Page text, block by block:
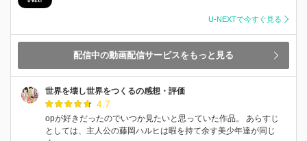
U-NEXTで今すぐ見る
配信中の動画配信サービスをもっと見る
世界を壊し世界をつくるの感想・評価
4.7
opが好きだったのでいつか見たいと思っていた作品。 あらすじ
としては、主人公の藤岡ハルヒは暇を持て余す美少年達が同じ